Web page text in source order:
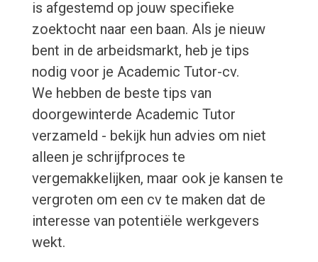
is afgestemd op jouw specifieke
zoektocht naar een baan. Als je nieuw
bent in de arbeidsmarkt, heb je tips
nodig voor je Academic Tutor-cv.
We hebben de beste tips van
doorgewinterde Academic Tutor
verzameld - bekijk hun advies om niet
alleen je schrijfproces te
vergemakkelijken, maar ook je kansen te
vergroten om een cv te maken dat de
interesse van potentiële werkgevers
wekt.